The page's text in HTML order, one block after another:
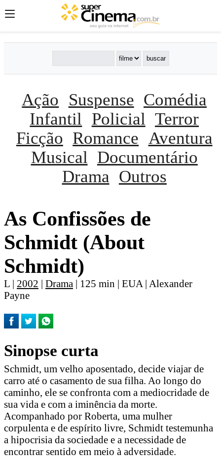
Ação Suspense Comédia
Infantil
Policial Terror
Ficção Romance Aventura
Musical
Documentário
Drama Outros
As Confissões de
Schmidt (About
Schmidt)
L | 2002 | Drama | 125 min | EUA | Alexander
Payne
Sinopse curta
Schmidt, um velho aposentado, decide viajar de
carro até o casamento de sua filha. Ao longo do
caminho, ele se confronta com a mediocridade de
sua vida e com a iminência da morte.
Acompanhado por Roberta, uma mulher
corpulenta e de espírito livre, Schmidt testemunha
a hipocrisia da sociedade e a necessidade de
encontrar sentido em meio à adversidade.